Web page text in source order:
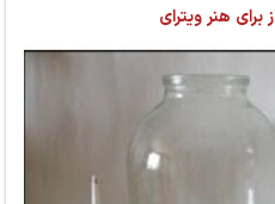
برای هنر ویترای